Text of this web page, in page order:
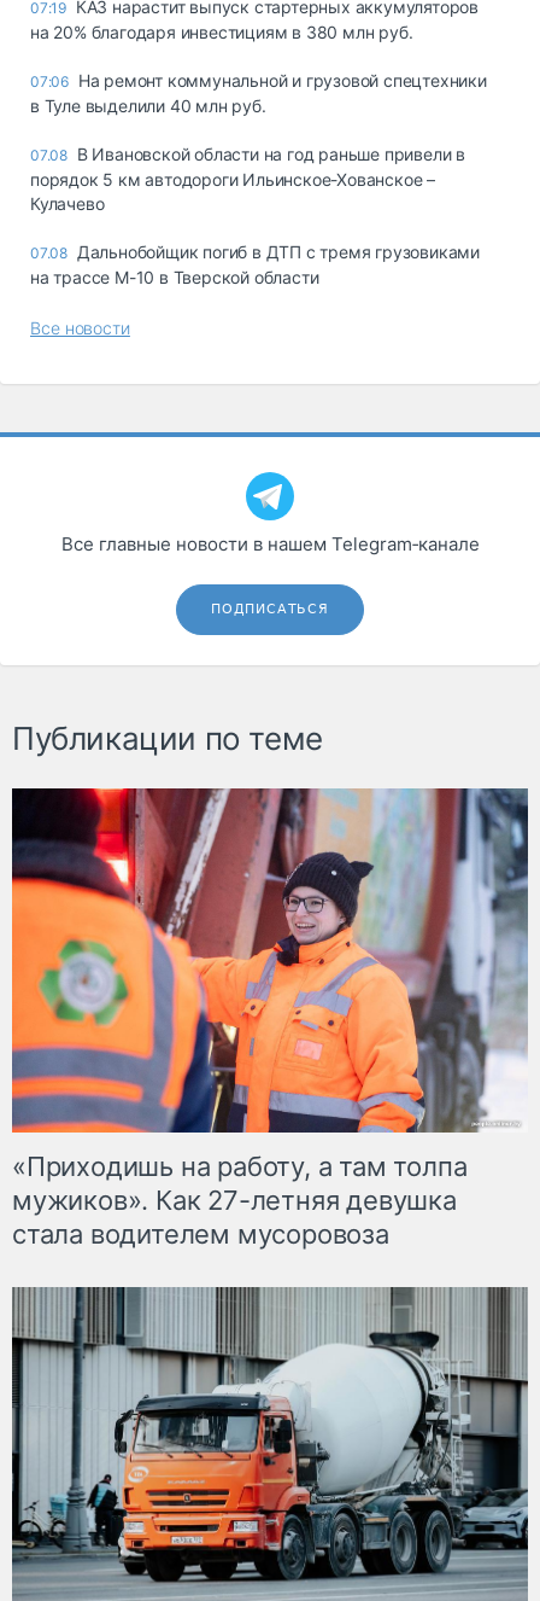
07:19 КАЗ нарастит выпуск стартерных аккумуляторов
на 20% благодаря инвестициям в 380 млн руб.
07:06 На ремонт коммунальной и грузовой спецтехники
в Туле выделили 40 млн руб.
07.08 В Ивановской области на год раньше привели в
порядок 5 км автодороги Ильинское-Хованское –
Кулачево
07.08 Дальнобойщик погиб в ДТП с тремя грузовиками
на трассе М-10 в Тверской области
Все новости
Все главные новости в нашем Telegram‑канале
ПОДПИСАТЬСЯ
Публикации по теме
«Приходишь на работу, а там толпа
мужиков». Как 27-летняя девушка
стала водителем мусоровоза